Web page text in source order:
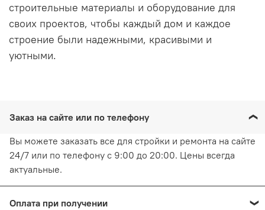
строительные материалы и оборудование для
своих проектов, чтобы каждый дом и каждое
строение были надежными, красивыми и
уютными.
Заказ на сайте или по телефону
Вы можете заказать все для стройки и ремонта на сайте
24/7 или по телефону с 9:00 до 20:00. Цены всегда
актуальные.
Оплата при получении